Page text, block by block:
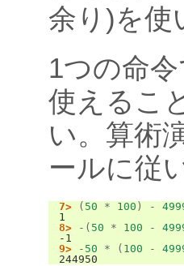
余り)を使
1つの命
使えるこ
い。算術
ールに従
7> ( 50 * 100 ) -
1
8>
- ( 50 * 100 -
-1
9>
- 50 * ( 100 -
244950